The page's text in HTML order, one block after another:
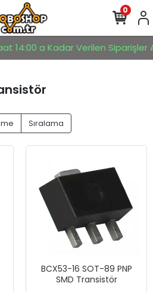
14:00 a Kadar Verilen Siparişler
0
Sıralama
BCX53-16 SOT-89 PNP
SMD Transistör